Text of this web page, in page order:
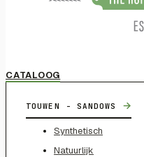
CATALOOG
TOUWEN - SANDOWS →
Synthetisch
Natuurlijk